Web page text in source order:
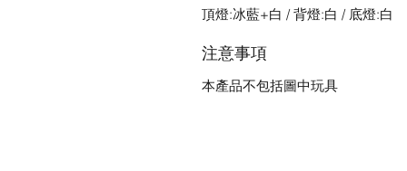
頂燈:冰藍+白 / 背燈:白 / 底燈:白
注意事項
本產品不包括圖中玩具